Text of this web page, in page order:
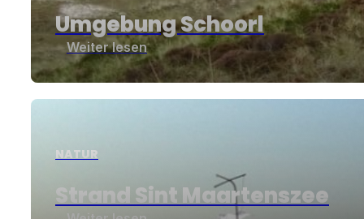
Umgebung Schoorl
Weiter lesen
NATUR
Strand Sint Maartenszee